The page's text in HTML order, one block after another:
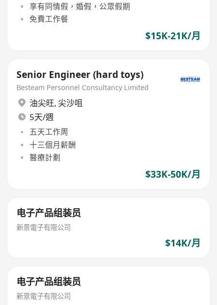
享有同情假，婚假，公眾假期
免費工作餐
$15K-21K/月
Senior Engineer (hard toys)
Besteam Personnel Consultancy Limited
油尖旺, 尖沙咀
5天/週
五天工作周
十三個月薪酬
醫療計劃
$33K-50K/月
电子产品组装员
新景電子有限公司
$14K/月
电子产品组装员
新景電子有限公司